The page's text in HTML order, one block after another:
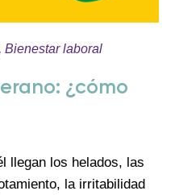
, Bienestar laboral
¿cómo
llegan los helados, las
la irritabilidad